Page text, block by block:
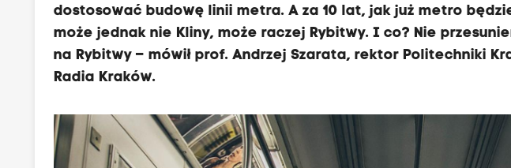
dostosować budowę linii metra. A za 10 lat, jak już metro
może jednak nie Kliny, może raczej Rybitwy. I co? Nie
na Rybitwy – mówił prof. Andrzej Szarata, rektor Politechniki
Radia Kraków.